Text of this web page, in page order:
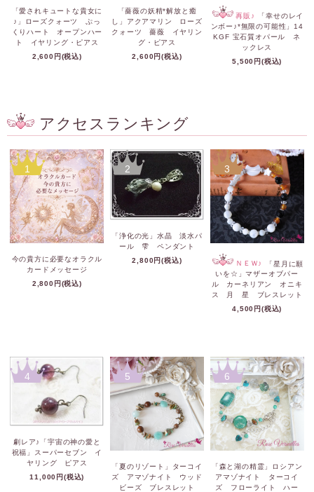
「愛されキュートな貴女に
♪」ローズクォーツ ぷっ
くりハート オープンハー
ト イヤリング・ピアス
2,600円(税込)
「薔薇の妖精*解放と癒
し」アクアマリン ローズ
クォーツ 薔薇 イヤリン
グ・ピアス
2,600円(税込)
再販♪
「幸せのレイ
ンボー♪*無限の可能性」14
KGF 宝石質オパール ネ
ックレス
5,500円(税込)
アクセスランキング
1
今の貴方に必要なオラクル
カードメッセージ
2,800円(税込)
2
「浄化の光」水晶 淡水パ
ール 雫 ペンダント
2,800円(税込)
3
ＮＥＷ♪
「星月に願
いを☆」マザーオブパー
ル カーネリアン オニキ
ス 月 星 ブレスレット
4,500円(税込)
4
劇レア♪「宇宙の神の愛と
祝福」スーパーセブン イ
ヤリング ピアス
11,000円(税込)
5
「夏のリゾート」ターコイ
ズ アマゾナイト ウッド
ビーズ ブレスレット
6
「森と湖の精霊」ロシアン
アマゾナイト ターコイ
ズ フローライト ハー